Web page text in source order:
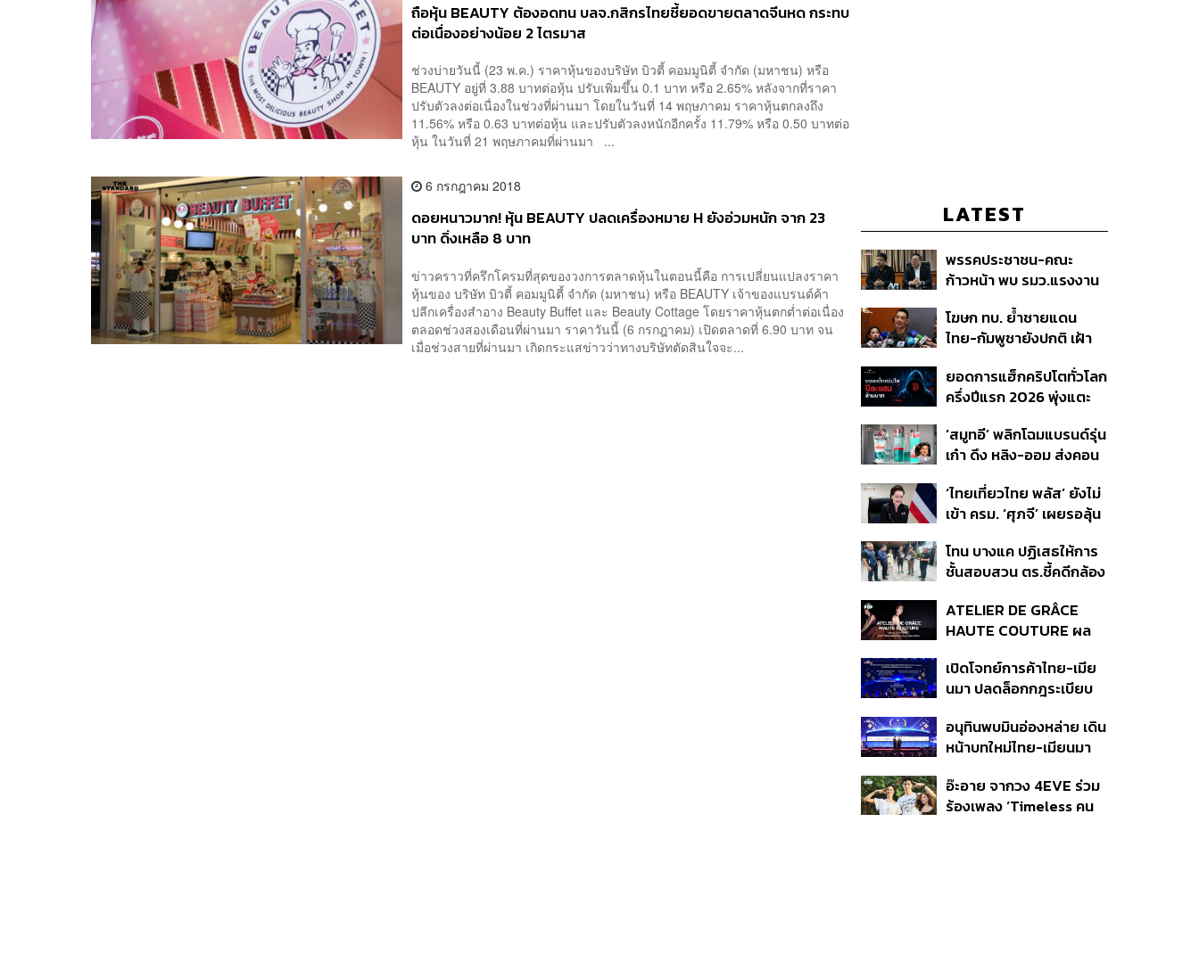
ถือหุ้น BEAUTY ต้องอดทน บลจ.กสิกรไทยชี้ยอดขายตลาดจีนหด กระทบ
ต่อเนื่องอย่างน้อย 2 ไตรมาส
ช่วงบ่ายวันนี้ (23 พ.ค.) ราคาหุ้นของบริษัท บิวตี้ คอมมูนิตี้ จำกัด (มหาชน) หรือ
BEAUTY อยู่ที่ 3.88 บาทต่อหุ้น ปรับเพิ่มขึ้น 0.1 บาท หรือ 2.65% หลังจากที่ราคา
ปรับตัวลงต่อเนื่องในช่วงที่ผ่านมา โดยในวันที่ 14 พฤษภาคม ราคาหุ้นตกลงถึง
11.56% หรือ 0.63 บาทต่อหุ้น และปรับตัวลงหนักอีกครั้ง 11.79% หรือ 0.50 บาทต่อ
หุ้น ในวันที่ 21 พฤษภาคมที่ผ่านมา ...
6 กรกฎาคม 2018
ดอยหนาวมาก! หุ้น BEAUTY ปลดเครื่องหมาย H ยังอ่วมหนัก จาก 23
บาท ดิ่งเหลือ 8 บาท
ข่าวคราวที่ครึกโครมที่สุดของวงการตลาดหุ้นในตอนนี้คือ การเปลี่ยนแปลงราคา
หุ้นของ บริษัท บิวตี้ คอมมูนิตี้ จำกัด (มหาชน) หรือ BEAUTY เจ้าของแบรนด์ค้า
ปลีกเครื่องสำอาง Beauty Buffet และ Beauty Cottage โดยราคาหุ้นตกต่ำต่อเนื่อง
ตลอดช่วงสองเดือนที่ผ่านมา ราคาวันนี้ (6 กรกฎาคม) เปิดตลาดที่ 6.90 บาท จน
เมื่อช่วงสายที่ผ่านมา เกิดกระแสข่าวว่าทางบริษัทตัดสินใจจะ...
LATEST
พรรคประชาชน-คณะ
ก้าวหน้า พบ รมว.แรงงาน
เบอร์รีฟินแลนด์
โฆษก ทบ. ย้ำชายแดน
ไทย-กัมพูชายังปกติ เฝ้า
ไม่เสียเปรียบเวทีโลก หลัง
กัมพูชายื่น UN รับรอง
ยอดการแฮ็กคริปโตทั่วโลก
ครึ่งปีแรก 2026 พุ่งแตะ
‘สมูทอี’ พลิกโฉมแบรนด์รุ่น
เก๋า ดึง หลิง-ออม ส่งคอน
สกินแคร์ชะลอตัว
‘ไทยเที่ยวไทย พลัส’ ยังไม่
เข้า ครม. ‘ศุภจี’ เผยรอลุ้น
กระจุกตัว
โทน บางแค ปฏิเสธให้การ
ชั้นสอบสวน ตร.ชี้คดีกล้อง
40 ราย ไม่เกี่ยวคดีมาดาม
เก่ง
ATELIER DE GRÂCE
HAUTE COUTURE ผล
ดีไซเนอร์ระดับตำนานของ
ประเทศไทย
เปิดโจทย์การค้าไทย-เมีย
นมา ปลดล็อกกฎระเบียบ
มั่นนักลงทุน ทำอย่างไร?
อนุทินพบมินอ่องหล่าย เดิน
หน้าบทใหม่ไทย-เมียนมา
การค้า-การลงทุน
อ๊ะอาย จากวง 4EVE ร่วม
ร้องเพลง ‘Timeless คน